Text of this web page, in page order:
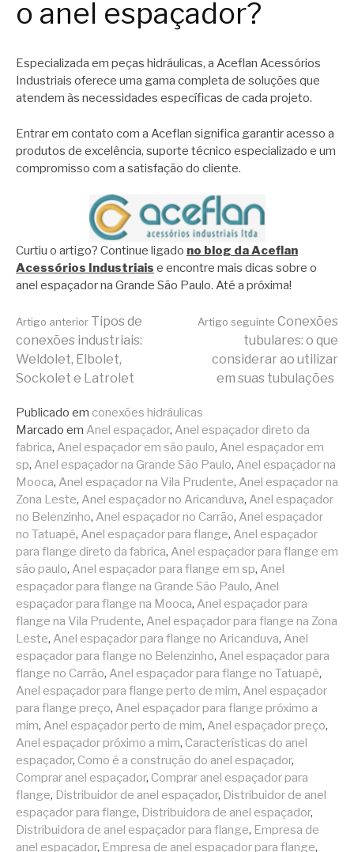
o anel espaçador?
Especializada em peças hidráulicas, a Aceflan Acessórios
Industriais oferece uma gama completa de soluções que
atendem às necessidades específicas de cada projeto.
Entrar em contato com a Aceflan significa garantir acesso a
produtos de excelência, suporte técnico especializado e um
compromisso com a satisfação do cliente.
Curtiu o artigo? Continue ligado no blog da Aceflan
Acessórios Industriais e encontre mais dicas sobre o
anel espaçador na Grande São Paulo. Até a próxima!
Continue
lendo
Artigo anterior Tipos de
conexões industriais:
Weldolet, Elbolet,
Sockolet e Latrolet
Artigo seguinte Conexões
tubulares: o que
considerar ao utilizar
em suas tubulações
Publicado em conexões hidráulicas
Marcado em Anel espaçador, Anel espaçador direto da
fabrica, Anel espaçador em são paulo, Anel espaçador em
sp, Anel espaçador na Grande São Paulo, Anel espaçador na
Mooca, Anel espaçador na Vila Prudente, Anel espaçador na
Zona Leste, Anel espaçador no Aricanduva, Anel espaçador
no Belenzinho, Anel espaçador no Carrão, Anel espaçador
no Tatuapé, Anel espaçador para flange, Anel espaçador
para flange direto da fabrica, Anel espaçador para flange em
são paulo, Anel espaçador para flange em sp, Anel
espaçador para flange na Grande São Paulo, Anel
espaçador para flange na Mooca, Anel espaçador para
flange na Vila Prudente, Anel espaçador para flange na Zona
Leste, Anel espaçador para flange no Aricanduva, Anel
espaçador para flange no Belenzinho, Anel espaçador para
flange no Carrão, Anel espaçador para flange no Tatuapé,
Anel espaçador para flange perto de mim, Anel espaçador
para flange preço, Anel espaçador para flange próximo a
mim, Anel espaçador perto de mim, Anel espaçador preço,
Anel espaçador próximo a mim, Características do anel
espaçador, Como é a construção do anel espaçador,
Comprar anel espaçador, Comprar anel espaçador para
flange, Distribuidor de anel espaçador, Distribuidor de anel
espaçador para flange, Distribuidora de anel espaçador,
Distribuidora de anel espaçador para flange, Empresa de
anel espaçador, Empresa de anel espaçador para flange,